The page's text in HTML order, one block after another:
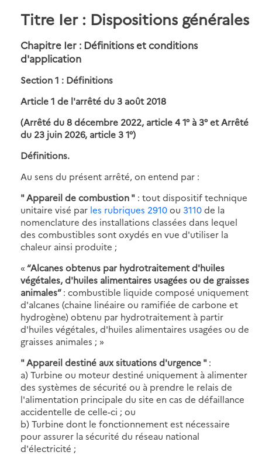
Titre Ier : Dispositions générales
Chapitre Ier : Définitions et conditions
d'application
Section 1 : Définitions
Article 1 de l'arrêté du 3 août 2018
(Arrêté du 8 décembre 2022, article 4 1° à 3° et Arrêté
du 23 juin 2026, article 3 1°)
Définitions.
Au sens du présent arrêté, on entend par :
" Appareil de combustion " : tout dispositif technique
unitaire visé par les rubriques 2910ou 3110de la
nomenclature des installations classées dans lequel
des combustibles sont oxydés en vue d'utiliser la
chaleur ainsi produite ;
«“Alcanes obtenus par hydrotraitement d'huiles
végétales, d'huiles alimentaires usagées ou de graisses
animales”: combustible liquide composé uniquement
d'alcanes (chaine linéaire ou ramifiée de carbone et
hydrogène) obtenu par hydrotraitement à partir
d'huiles végétales, d'huiles alimentaires usagées ou de
graisses animales ; »
" Appareil destiné aux situations d'urgence ":
a) Turbine ou moteur destiné uniquement à alimenter
des systèmes de sécurité ou à prendre le relais de
l'alimentation principale du site en cas de défaillance
accidentelle de celle-ci ; ou
b) Turbine dont le fonctionnement est nécessaire
pour assurer la sécurité du réseau national
d'électricité ;